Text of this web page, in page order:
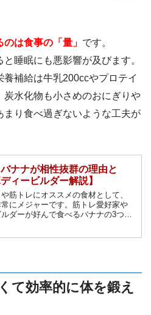
は食事の「量」 です。
睡眠にも悪影響が及びます。
補給は牛乳200ccやプロテイ
炭水化物も小さめのおにぎりや
り食べ過ぎないような工夫が
ナナが相性抜群の理由と
ィービルダー解説】
筋トレにオススメの食材として、
にメジャーです。筋トレ愛好家や
ダーが好んで食べるバナナの3つの
て効率的に体を鍛え